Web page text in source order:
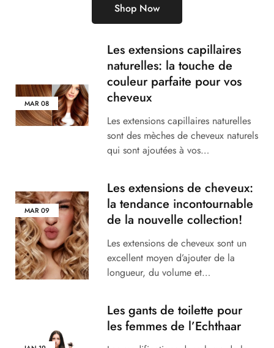
Shop Now
MAR08
Les extensions capillaires
naturelles: la touche de
couleur parfaite pour vos
cheveux
Les extensions capillaires naturelles
sont des mèches de cheveux naturels
qui sont ajoutées à vos…
MAR09
Les extensions de cheveux:
la tendance incontournable
de la nouvelle collection!
Les extensions de cheveux sont un
excellent moyen d’ajouter de la
longueur, du volume et…
Les gants de toilette pour
les femmes de l’Echthaar